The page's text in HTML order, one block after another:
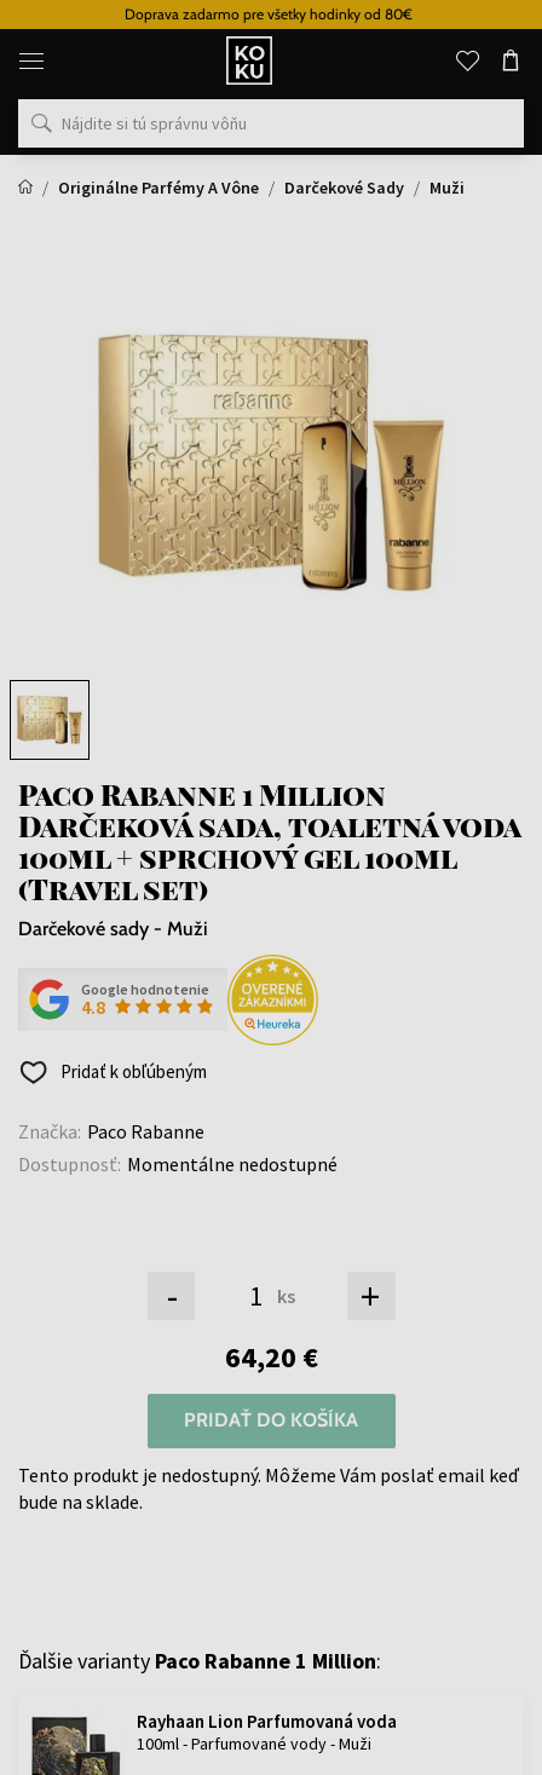
Doprava zadarmo pre všetky hodinky od 80€
Originálne
parfémy
hodinky
na
mieste
Originálne Parfémy A Vône
Darčekové Sady Muži
Paco Rabanne 1 Million
Darčeková sada, toaletná voda
100ml + sprchový gel 100ml
(Travel set)
Darčekové sady - Muži
Google hodnotenie
4.8
Pridať k obľúbeným
Značka: Paco Rabanne
Dostupnosť: Momentálne nedostupné
- ks +
64,20 €
PRIDAŤ DO KOŠÍKA
Tento produkt je nedostupný. Môžeme Vám poslať email keď
bude na sklade.
Ďalšie varianty Paco Rabanne 1 Million:
Rayhaan Lion Parfumovaná voda
100ml - Parfumované vody - Muži